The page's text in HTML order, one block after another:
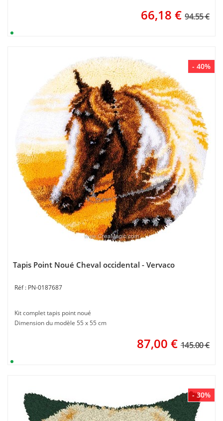
66,18 € 94.55 €
- 40%
Tapis Point Noué Cheval occidental - Vervaco
PN-0187687
Kit complet tapis point noué
Dimension du modèle 55 x 55 cm
87,00 € 145.00 €
- 30%